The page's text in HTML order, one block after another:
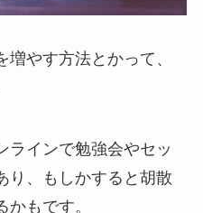
やす方法とかって、
ラインで勉強会やセッ
り、もしかすると胡散
もです。